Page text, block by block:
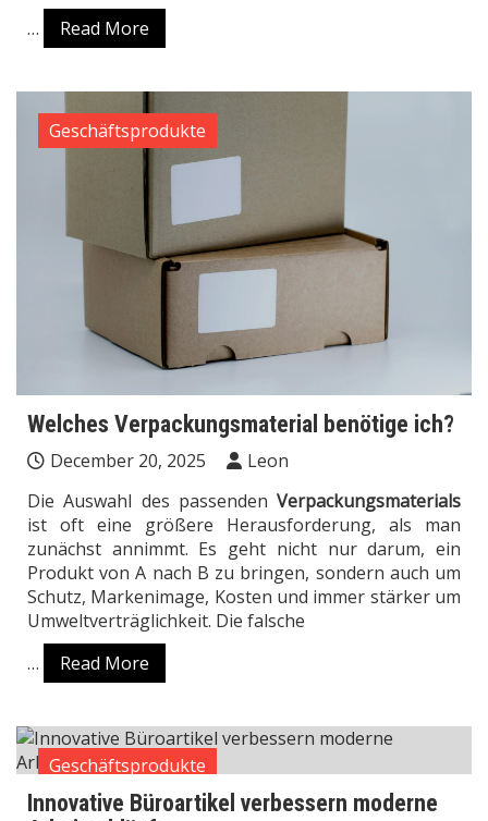
…
Read More
Geschäftsprodukte
Welches Verpackungsmaterial benötige ich?
December 20, 2025
Leon
Die Auswahl des passenden Verpackungsmaterials
ist oft eine größere Herausforderung, als man
zunächst annimmt. Es geht nicht nur darum, ein
Produkt von A nach B zu bringen, sondern auch um
Schutz, Markenimage, Kosten und immer stärker um
Umweltverträglichkeit. Die falsche
…
Read More
Geschäftsprodukte
Innovative Büroartikel verbessern moderne